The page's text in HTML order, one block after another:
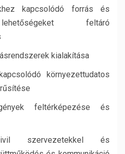
kapcsolódó forrás és
feltáró
kialakítása
környezettudatos
feltérképezése és
szervezetekkel és